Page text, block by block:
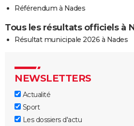
Référendum à Nades
Tous les résultats officiels à
Résultat municipale 2026 à Nades
NEWSLETTERS
Actualité
Sport
Les dossiers d'actu